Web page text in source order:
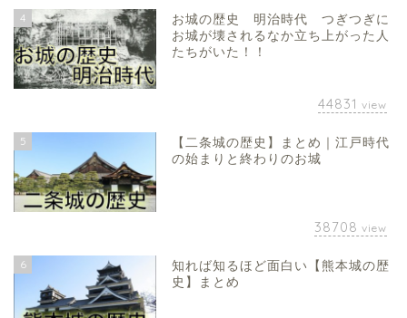
4
お城の歴史 明治時代 つぎつぎに
お城が壊されるなか立ち上がった人
たちがいた！！
44831 view
5
【二条城の歴史】まとめ｜江戸時代
の始まりと終わりのお城
38708 view
6
知れば知るほど面白い【熊本城の歴
史】まとめ